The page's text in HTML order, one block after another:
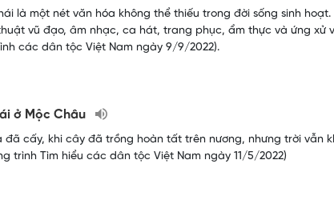
là một nét văn hóa không thể thiếu trong đời sống sinh
vũ đạo, âm nhạc, ca hát, trang phục, ẩm thực và ứng xử
các dân tộc Việt Nam ngày 9/9/2022).
ở Mộc Châu
đã cấy, khi cây đã trồng hoàn tất trên nương, nhưng trời vẫn
trình Tìm hiểu các dân tộc Việt Nam ngày 11/5/2022)